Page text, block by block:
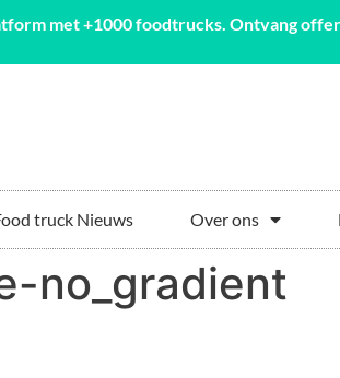
met +1000 foodtrucks. Ontvang
truck Nieuws Over ons
no_gradient